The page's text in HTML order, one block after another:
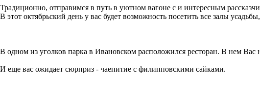
Традиционно, отправимся в путь в уютном вагоне с и интересным
В этот октябрьский день у вас будет возможность посетить все залы
В одном из уголков парка в Ивановском расположился ресторан. В нем
И еще вас ожидает сюрприз - чаепитие с филипповскими сайками.